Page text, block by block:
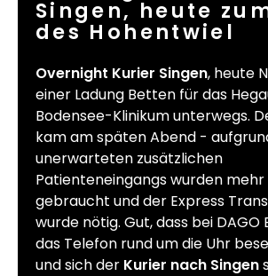
Singen, heute
des Hohentwiel
Overnight Kurier Singen, heute
einer Ladung Betten für das
Bodensee-Klinikum unterwegs.
kam am späten Abend -
unerwarteten zusätzlichen
Patienteneingangs wurden
gebraucht und der Express
wurde nötig. Gut, dass bei DAGO
das Telefon rund um die Uhr
und sich der Kurier nach Singen